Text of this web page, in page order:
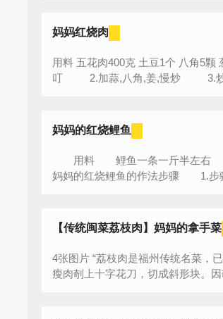
妈妈红烧肉
用料 五花肉400克 土豆1个 八角5颗 葱2条 妈妈红烧肉的作法步骤 1.五花肉焯水,去除血末,切
叮 2.加蒜,
妈妈的红烧鲤鱼
用料 鲤鱼一条一斤半左
妈妈的红烧鲤鱼的作法步骤 1.步
【传统闽菜荔枝肉】妈妈的拿手菜
4张图片 “荔枝肉是福州传统名菜，已有二三百年历史。因色、形、味皆似荔枝而得名。制法是将猪
瘦肉剞上十字花刀，切成斜形块。